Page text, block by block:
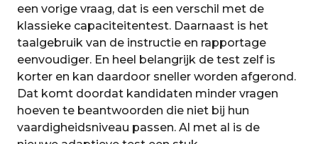
een vorige vraag, dat is een verschil met de
klassieke capaciteitentest. Daarnaast is het
taalgebruik van de instructie en rapportage
eenvoudiger. En heel belangrijk de test zelf is
korter en kan daardoor sneller worden afgerond.
Dat komt doordat kandidaten minder vragen
hoeven te beantwoorden die niet bij hun
vaardigheidsniveau passen. Al met al is de